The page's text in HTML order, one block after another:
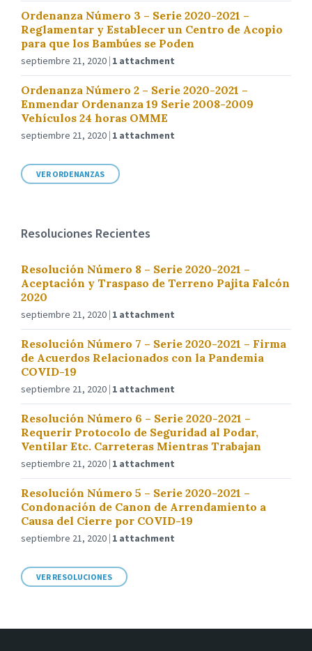
Ordenanza Número 3 – Serie 2020-2021 –
Reglamentar y Establecer un Centro de Acopio
para que los Bambúes se Poden
septiembre 21, 2020 1 attachment
Ordenanza Número 2 – Serie 2020-2021 –
Enmendar Ordenanza 19 Serie 2008-2009
Vehículos 24 horas OMME
septiembre 21, 2020 1 attachment
VER ORDENANZAS
Resoluciones Recientes
Resolución Número 8 – Serie 2020-2021 –
Aceptación y Traspaso de Terreno Pajita Falcón
2020
septiembre 21, 2020 1 attachment
Resolución Número 7 – Serie 2020-2021 – Firma
de Acuerdos Relacionados con la Pandemia
COVID-19
septiembre 21, 2020 1 attachment
Resolución Número 6 – Serie 2020-2021 –
Requerir Protocolo de Seguridad al Podar,
Ventilar Etc. Carreteras Mientras Trabajan
septiembre 21, 2020 1 attachment
Resolución Número 5 – Serie 2020-2021 –
Condonación de Canon de Arrendamiento a
Causa del Cierre por COVID-19
septiembre 21, 2020 1 attachment
VER RESOLUCIONES